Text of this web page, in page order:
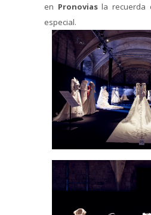
en Pronoviasla recuerda
especial.